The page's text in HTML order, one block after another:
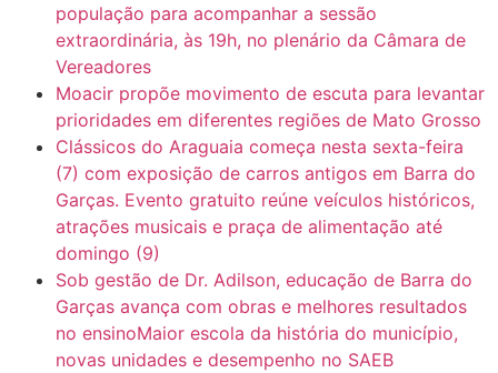
população para acompanhar a sessão
extraordinária, às 19h, no plenário da Câmara de
Vereadores
Moacir propõe movimento de escuta para levantar
prioridades em diferentes regiões de Mato Grosso
Clássicos do Araguaia começa nesta sexta-feira
(7) com exposição de carros antigos em Barra do
Garças. Evento gratuito reúne veículos históricos,
atrações musicais e praça de alimentação até
domingo (9)
Sob gestão de Dr. Adilson, educação de Barra do
Garças avança com obras e melhores resultados
no ensinoMaior escola da história do município,
novas unidades e desempenho no SAEB